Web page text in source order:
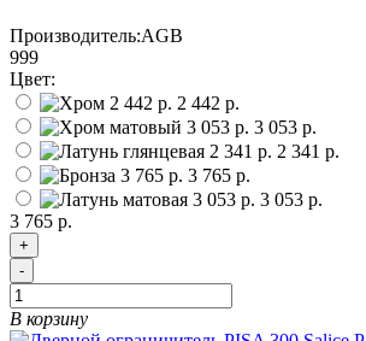
Производитель:AGB
999
Цвет:
2 442 р.
3 053 р.
2 341 р.
3 765 р.
3 053 р.
3 765 р.
+
-
В корзину